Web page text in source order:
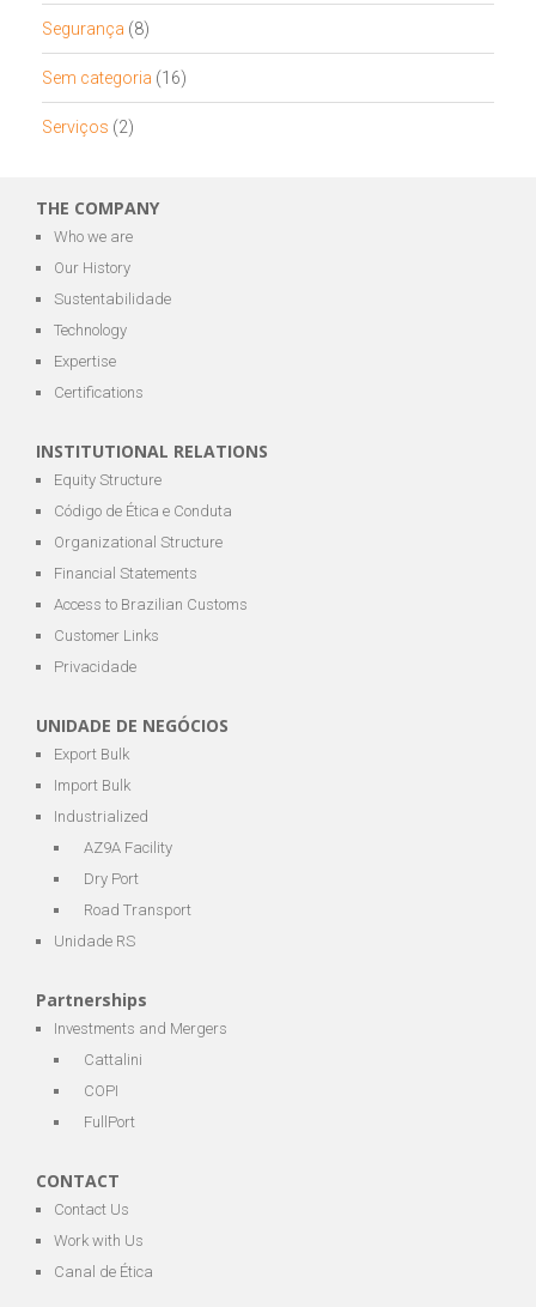
Segurança (8)
Sem categoria (16)
Serviços (2)
THE COMPANY
Who we are
Our History
Sustentabilidade
Technology
Expertise
Certifications
INSTITUTIONAL RELATIONS
Equity Structure
Código de Ética e Conduta
Organizational Structure
Financial Statements
Access to Brazilian Customs
Customer Links
Privacidade
UNIDADE DE NEGÓCIOS
Export Bulk
Import Bulk
Industrialized
AZ9A Facility
Dry Port
Road Transport
Unidade RS
Partnerships
Investments and Mergers
Cattalini
COPI
FullPort
CONTACT
Contact Us
Work with Us
Canal de Ética